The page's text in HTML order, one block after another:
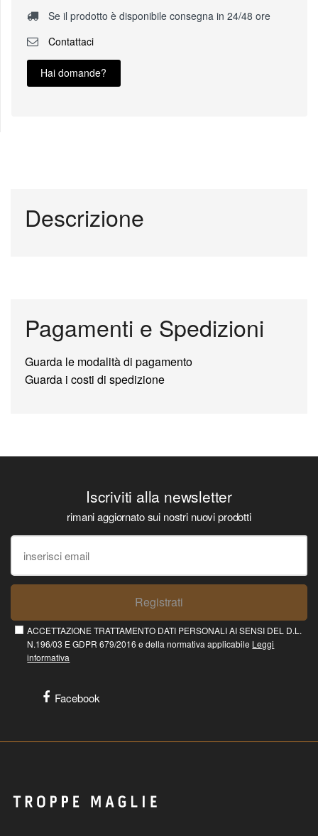
Se il prodotto è disponibile consegna in 24/48 ore
Contattaci
Hai domande?
Descrizione
Pagamenti e Spedizioni
Guarda le modalità di pagamento
Guarda i costi di spedizione
Iscriviti alla newsletter
rimani aggiornato sui nostri nuovi prodotti
Registrati
ACCETTAZIONE TRATTAMENTO DATI PERSONALI AI SENSI DEL D.L.
N.196/03 E GDPR 679/2016 e della normativa applicabile Leggi
informativa
Facebook